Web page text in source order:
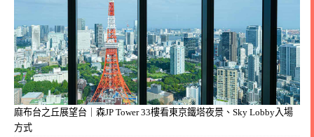
麻布台之丘展望台｜森JP Tower 33樓看東京鐵塔夜景、Sky Lobby入場
方式